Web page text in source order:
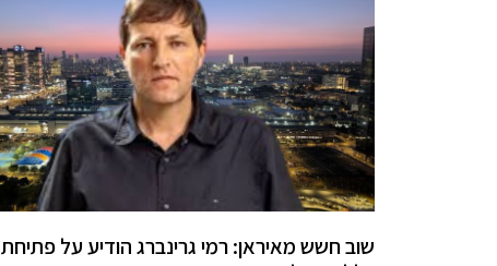
שוב חשש מאיראן: רמי גרינברג הודיע על פתיחת